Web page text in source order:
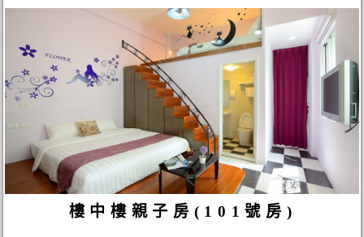
樓中樓親子房(101號房)